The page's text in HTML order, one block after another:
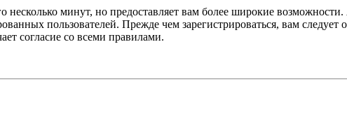
минут, но предоставляет вам более широкие
пользователей. Прежде чем зарегистрироваться, вам следует
согласие со всеми правилами.